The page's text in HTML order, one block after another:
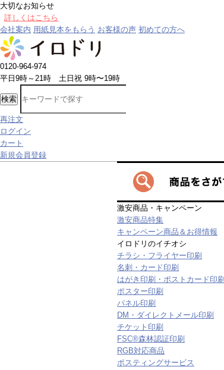
大切なお知らせ
会社案内 用紙見本をもらう お客様の声 初めての方へ
0120-964-974
平日9時～21時 土日祝 9時〜19時
検索
再注文
ログイン
カート
新規会員登録
激安商品・キャンペーン
激安商品特集
キャンペーン商品＆お得情報
イロドリのイチオシ
チラシ・フライヤー印刷
名刺・カード印刷
はがき印刷・ポストカード印刷
ポスター印刷
パネル印刷
DM・ダイレクトメール印刷
チケット印刷
FSC®森林認証印刷
RGB対応商品
ポスティングサービス